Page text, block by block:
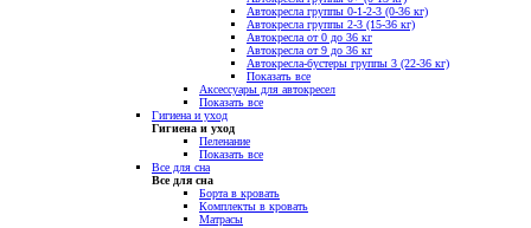
Автокресла группы 0-1-2-3 (0-36 кг)
Автокресла группы 2-3 (15-36 кг)
Автокресла от 0 до 36 кг
Автокресла от 9 до 36 кг
Автокресла-бустеры группы 3 (22-36 кг)
Показать все
Аксессуары для автокресел
Показать все
Гигиена и уход
Гигиена и уход
Пеленание
Показать все
Все для сна
Все для сна
Борта в кровать
Комплекты в кровать
Матрасы